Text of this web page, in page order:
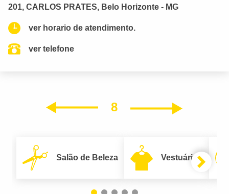
201, CARLOS PRATES, Belo Horizonte - MG
ver horario de atendimento.
ver telefone
8
Salão de Beleza Vestuário